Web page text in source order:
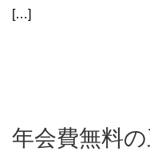
[…]
年会費無料